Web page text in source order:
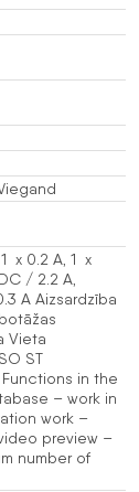
x 0.2 A, 1 x
/ 2.2 A,
A Aizsardzība
Vieta
ST
in the
– work in
work –
preview –
number of